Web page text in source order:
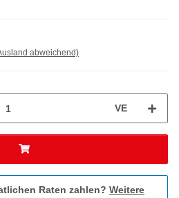
abweichend)
VE
Raten zahlen? Weitere